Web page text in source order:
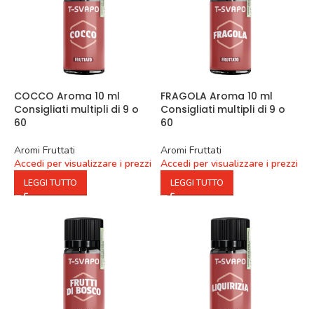
COCCO Aroma 10 ml
Consigliati multipli di 9 o
60
Aromi Fruttati
Accedi per visualizzare i prezzi
LEGGI TUTTO
FRAGOLA Aroma 10 ml
Consigliati multipli di 9 o
60
Aromi Fruttati
Accedi per visualizzare i prezzi
LEGGI TUTTO